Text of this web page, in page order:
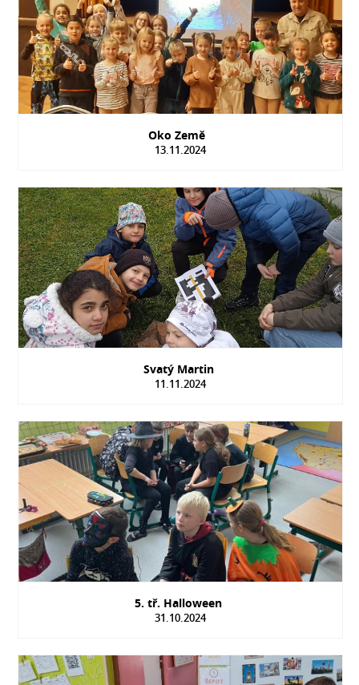
Oko Země
13.11.2024
Svatý Martin
11.11.2024
5. tř. Halloween
31.10.2024